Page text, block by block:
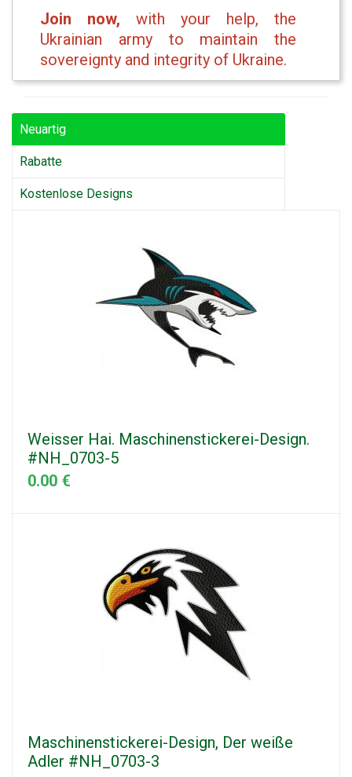
Join now, with your help, the
Ukrainian army to maintain the
sovereignty and integrity of Ukraine.
Neuartig
Rabatte
Kostenlose Designs
Weisser Hai. Maschinenstickerei-Design.
#NH_0703-5
0.00 €
Maschinenstickerei-Design, Der weiße
Adler #NH_0703-3